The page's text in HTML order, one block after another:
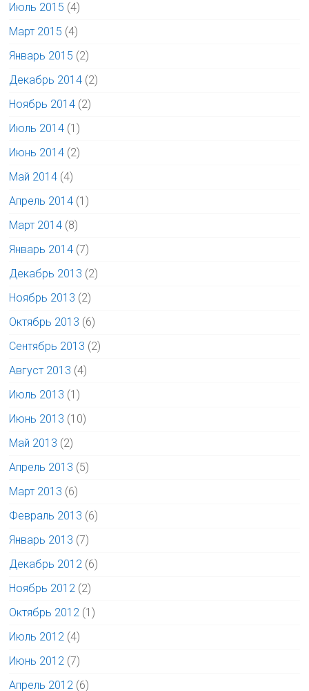
Июль 2015 (4)
Март 2015 (4)
Январь 2015 (2)
Декабрь 2014 (2)
Ноябрь 2014 (2)
Июль 2014 (1)
Июнь 2014 (2)
Май 2014 (4)
Апрель 2014 (1)
Март 2014 (8)
Январь 2014 (7)
Декабрь 2013 (2)
Ноябрь 2013 (2)
Октябрь 2013 (6)
Сентябрь 2013 (2)
Август 2013 (4)
Июль 2013 (1)
Июнь 2013 (10)
Май 2013 (2)
Апрель 2013 (5)
Март 2013 (6)
Февраль 2013 (6)
Январь 2013 (7)
Декабрь 2012 (6)
Ноябрь 2012 (2)
Октябрь 2012 (1)
Июль 2012 (4)
Июнь 2012 (7)
Апрель 2012 (6)